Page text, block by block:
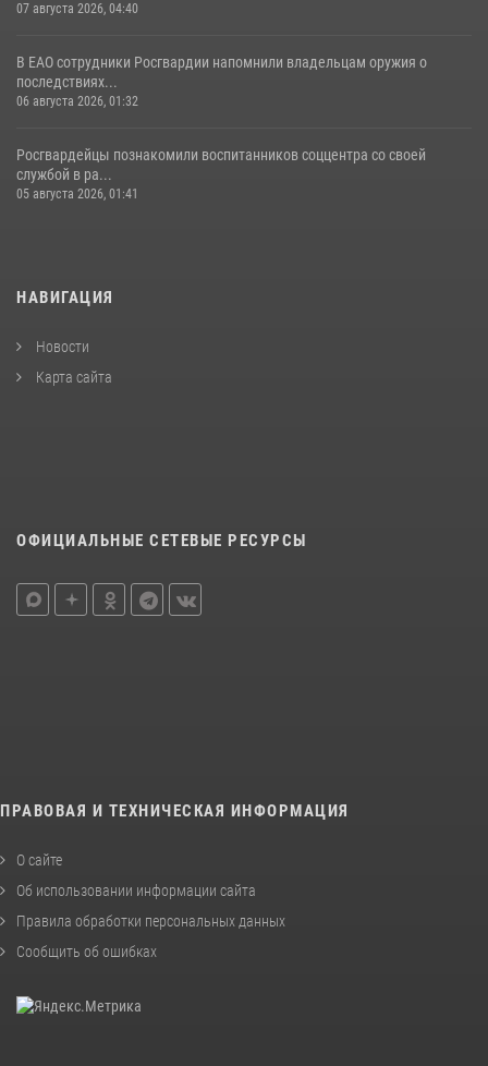
07 августа 2026, 04:40
В ЕАО сотрудники Росгвардии напомнили владельцам оружия о
последствиях...
06 августа 2026, 01:32
Росгвардейцы познакомили воспитанников соццентра со своей
службой в ра...
05 августа 2026, 01:41
НАВИГАЦИЯ
Новости
Карта сайта
ОФИЦИАЛЬНЫЕ СЕТЕВЫЕ РЕСУРСЫ
ПРАВОВАЯ И ТЕХНИЧЕСКАЯ ИНФОРМАЦИЯ
О сайте
Об использовании информации сайта
Правила обработки персональных данных
Сообщить об ошибках